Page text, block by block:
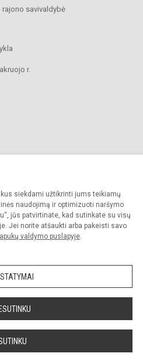
siekdami užtikrinti jums teikiamų
naudojimą ir optimizuoti naršymo
jūs patvirtinate, kad sutinkate su visų
Jei norite atšaukti arba pakeisti savo
valdymo puslapyje.
rajono savivaldybė
r.
administracijos sutikimo griežtai
Slapukų valdymas